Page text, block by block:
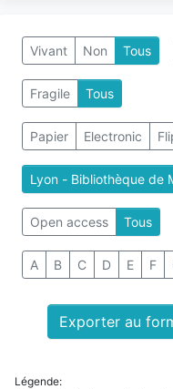
Vivant Non Tous
Fragile Tous
Papier Electronic
Lyon - Bibliothèque de
Open access Tous
A B C D E F
Exporter au
Légende: